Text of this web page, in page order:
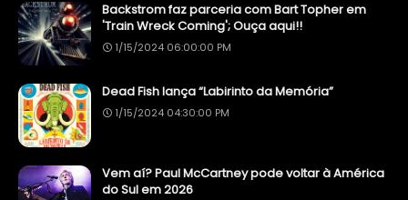
Backstrom faz parceria com Bart Topher em
'Train Wreck Coming'; Ouça aqui!!
1/15/2024 06:00:00 PM
Dead Fish lança “Labirinto da Memória”
1/15/2024 04:30:00 PM
Vem aí? Paul McCartney pode voltar à América
do Sul em 2026